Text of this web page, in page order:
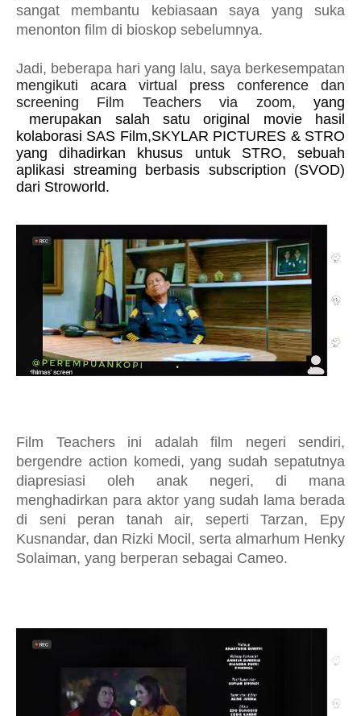
sangat membantu kebiasaan saya yang suka
menonton film di bioskop sebelumnya.
Jadi, beberapa hari yang lalu, saya berkesempatan
mengikuti acara virtual press conference dan
screening Film Teachers via zoom, yang
merupakan salah satu original movie hasil
kolaborasi SAS Film,SKYLAR PICTURES & STRO
yang dihadirkan khusus untuk STRO, sebuah
aplikasi streaming berbasis subscription (SVOD)
dari Stroworld.
Film Teachers ini adalah film negeri sendiri,
bergendre action komedi, yang sudah sepatutnya
diapresiasi oleh anak negeri, di mana
menghadirkan para aktor yang sudah lama berada
di seni peran tanah air, seperti Tarzan, Epy
Kusnandar, dan Rizki Mocil, serta almarhum Henky
Solaiman, yang berperan sebagai Cameo.